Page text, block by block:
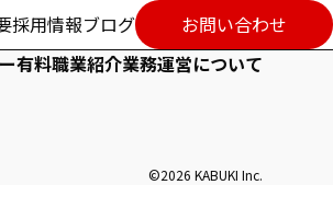
採用情報ブログ お問い合わせ
有料職業紹介業務運営について
©2026 KABUKI Inc.